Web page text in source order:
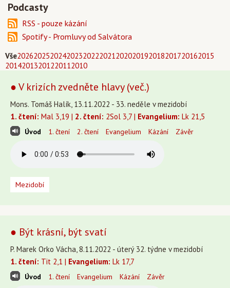
Vše202620252024202320222021202020192018201720162015
20142013201220112010
● V krizích zvedněte hlavy (več.)
Mons. Tomáš Halík, 13.11.2022 - 33. neděle v mezidobí
1. čtení: Mal 3,19 | 2. čtení: 2Sol 3,7 | Evangelium: Lk 21,5
Úvod 1. čtení 2. čtení Evangelium Kázání Závěr
Mezidobí
● Být krásní, být svatí
P. Marek Orko Vácha, 8.11.2022 - úterý 32. týdne v mezidobí
1. čtení: Tit 2,1 | Evangelium: Lk 17,7
Úvod 1. čtení Evangelium Kázání Závěr
Podcasty
RSS - pouze kázání
Spotify - Promluvy od Salvátora